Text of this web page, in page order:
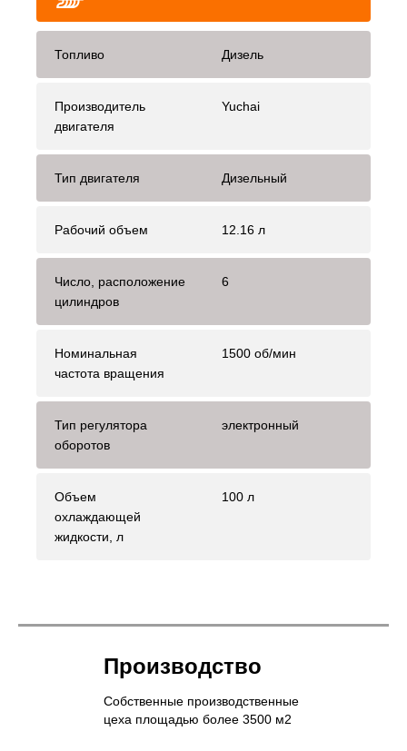
Топливо Дизель
Производитель
двигателя
Yuchai
Тип двигателя Дизельный
Рабочий объем 12.16 л
Число, расположение
цилиндров
6
Номинальная
частота вращения
1500 об/мин
Тип регулятора
оборотов
электронный
Объем
охлаждающей
жидкости, л
100 л
Производство
Собственные производственные
цеха площадью более 3500 м2